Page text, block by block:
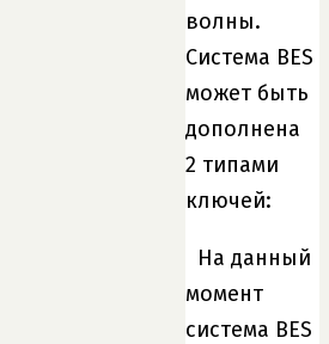
волны.
Система BES
может быть
дополнена
2 типами
ключей:
На данный
момент
система BES